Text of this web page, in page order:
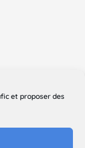
et proposer des